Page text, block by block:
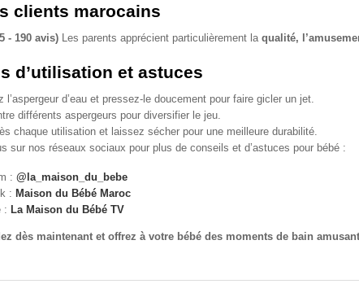
clients marocains
- 190 avis) Les parents apprécient particulièrement la qualité,
d’utilisation et astuces
l’aspergeur d’eau et pressez-le doucement pour faire gicler un jet.
différents aspergeurs pour diversifier le jeu.
chaque utilisation et laissez sécher pour une meilleure durabilité.
sur nos réseaux sociaux pour plus de conseils et d’astuces pour bébé :
: @la_maison_du_bebe
: Maison du Bébé Maroc
: La Maison du Bébé TV
dès maintenant et offrez à votre bébé des moments de bain